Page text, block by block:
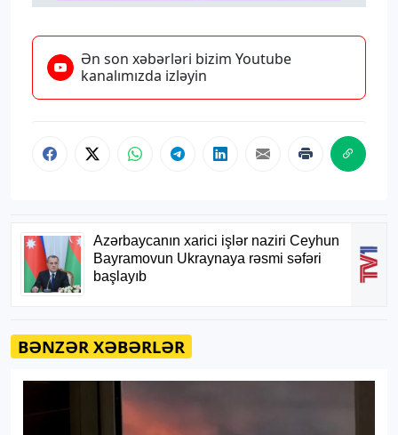
Ən son xəbərləri bizim Youtube
kanalımızda izləyin
BƏNZƏR XƏBƏRLƏR